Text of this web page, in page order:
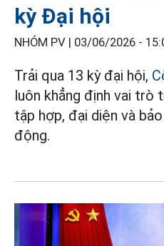
kỳ Đại hội
NHÓM PV | 03/06/2026 -
Trải qua 13 kỳ đại hội,
luôn khẳng định vai trò
tập hợp, đại diện và
động.